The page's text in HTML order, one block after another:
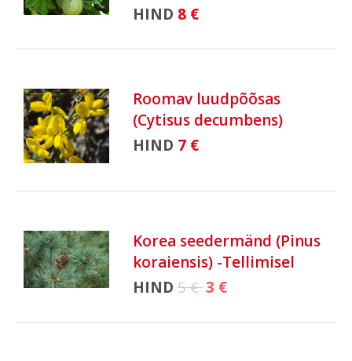
HIND 8 €
Roomav luudpõõsas
(Cytisus decumbens)
HIND 7 €
Korea seedermänd (Pinus
koraiensis) -Tellimisel
HIND 5 €3 €